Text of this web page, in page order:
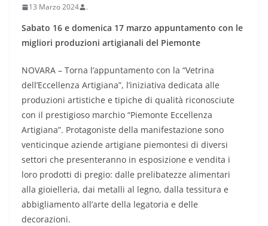
13 Marzo 2024 .
Sabato 16 e domenica 17 marzo appuntamento con le
migliori produzioni artigianali del Piemonte
NOVARA – Torna l’appuntamento con la “Vetrina
dell’Eccellenza Artigiana”, l’iniziativa dedicata alle
produzioni artistiche e tipiche di qualità riconosciute
con il prestigioso marchio “Piemonte Eccellenza
Artigiana”. Protagoniste della manifestazione sono
venticinque aziende artigiane piemontesi di diversi
settori che presenteranno in esposizione e vendita i
loro prodotti di pregio: dalle prelibatezze alimentari
alla gioielleria, dai metalli al legno, dalla tessitura e
abbigliamento all’arte della legatoria e delle
decorazioni.